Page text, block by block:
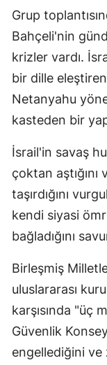
Grup
Bahçeli'nin
krizler vardı.
bir dille
Netanyahu
kasteden bir
İsrail'in savaş
çoktan
taşırdığını
kendi siyasi
bağladığını
Birleşmiş
uluslararası
karşısında "üç
Güvenlik
engellediğini ve